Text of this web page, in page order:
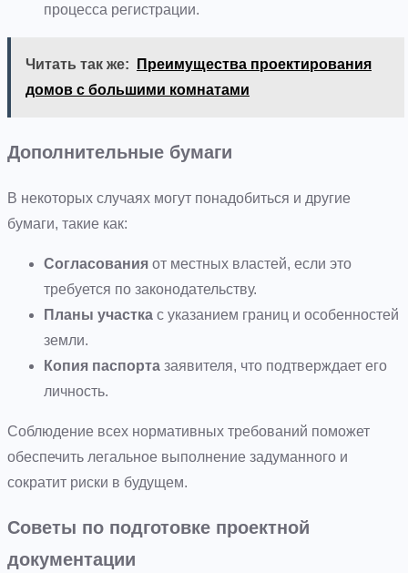
процесса регистрации.
Читать так же:
Преимущества проектирования
домов с большими комнатами
Дополнительные бумаги
В некоторых случаях могут понадобиться и другие
бумаги, такие как:
Согласования от местных властей, если это
требуется по законодательству.
Планы участка с указанием границ и особенностей
земли.
Копия паспорта заявителя, что подтверждает его
личность.
Соблюдение всех нормативных требований поможет
обеспечить легальное выполнение задуманного и
сократит риски в будущем.
Советы по подготовке проектной
документации